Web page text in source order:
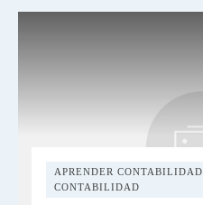
APRENDER CONTABILIDAD
CONTABILIDAD